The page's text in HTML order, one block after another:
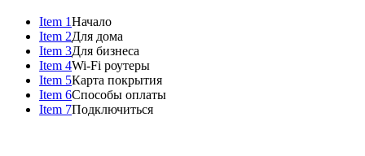
Item 1Начало
Item 2Для дома
Item 3Для бизнеса
Item 4Wi-Fi роутеры
Item 5Карта покрытия
Item 6Способы оплаты
Item 7Подключиться